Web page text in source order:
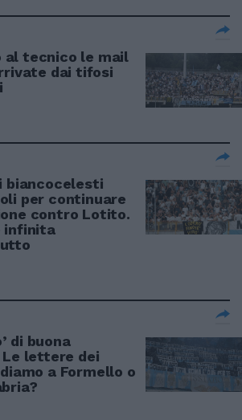
al tecnico le mail
dai tifosi
biancocelesti
per continuare
contro Lotito.
infinita
di buona
Le lettere dei
a Formello o